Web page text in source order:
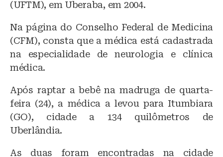
(UFTM), em Uberaba, em 2004.
Na página do Conselho Federal de Medicina
(CFM), consta que a médica está cadastrada
na especialidade de neurologia e clínica
médica.
Após raptar a bebê na madruga de quarta-
feira (24), a médica a levou para Itumbiara
(GO), cidade a 134 quilômetros de
Uberlândia.
As duas foram encontradas na cidade